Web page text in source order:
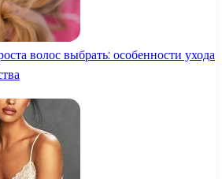
волос выбрать: особенности ухода